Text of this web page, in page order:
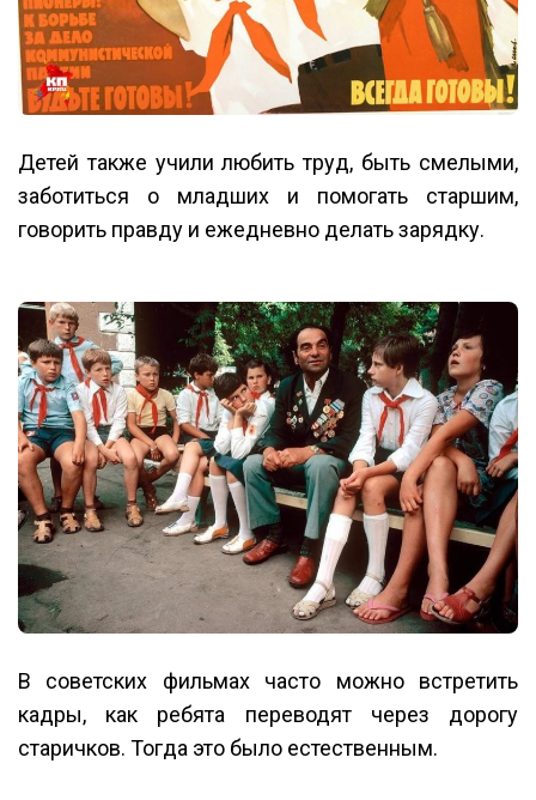
Детей также учили любить труд, быть смелыми,
заботиться о младших и помогать старшим,
говорить правду и ежедневно делать зарядку.
В советских фильмах часто можно встретить
кадры, как ребята переводят через дорогу
старичков. Тогда это было естественным.